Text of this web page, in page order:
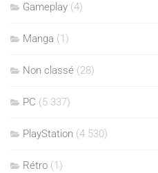
Gameplay (4)
Manga (1)
Non classé (28)
PC (5 337)
PlayStation (4 530)
Rétro (1)